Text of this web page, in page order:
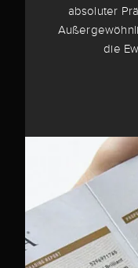
absoluter
die